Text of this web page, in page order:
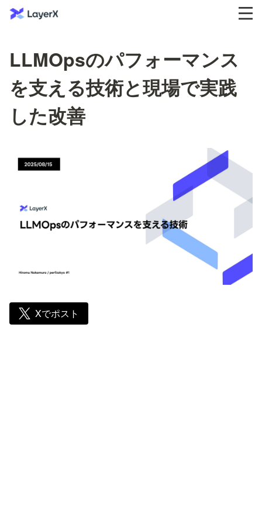
LLMOpsのパフォーマンス
を支える技術と現場で実践
した改善
Xでポスト